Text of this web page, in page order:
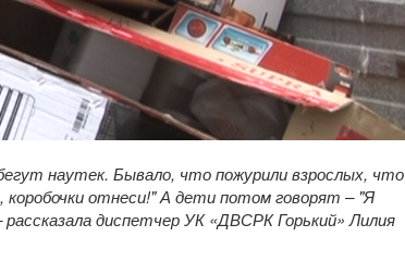
наутек. Бывало, что пожурили взрослых, что
отнеси!" А дети потом говорят – "Я
рассказала диспетчер УК «ДВСРК Горький» Лилия